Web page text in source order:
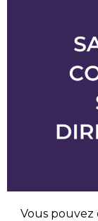
Vous pouvez